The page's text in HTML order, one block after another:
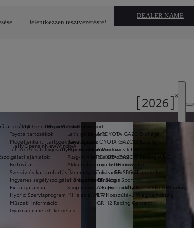
Jelentkezzen tesztvezetésre!
DEALER NAME
a11yOpensInNewWindow
Toyota tartozékok
Modellenkénti tartozék katalógusok
Téli kerék katalógusa11yOpensInNewWindow
ajánlatok
Biztosítás
Szerviz és karbantartás
Ingyenes segélyszolgálat 3 év után is
Extra garancia
Hybrid Szervizprogram
Műszaki információ
Gyakran ismételt kérdések
Beyond Zero
Let's go beyond
Beyond Zero
Hibrid elektromos
Plug-in hibrid elektromos
Akkumulátoros elektromos
Üzemanyagcellás elektromos
Hidrogén technológia
Stop Smog - Go Hybrida11yOpensInNewWindow
Mi is az a WLTP?
a11yOpensInNewWindow
Motorsport
A TOYOTA GAZOO világa
TOYOTA GAZOO Racing
A sportkocsik története
TOYOTA GAZOO Racing WRC
Toyota GR modellek
Toyota GR SPORT modellek
GR Super Sport
A Supra története
FIA Hosszútávú Világbajnokság
GR H2 Racing Concept